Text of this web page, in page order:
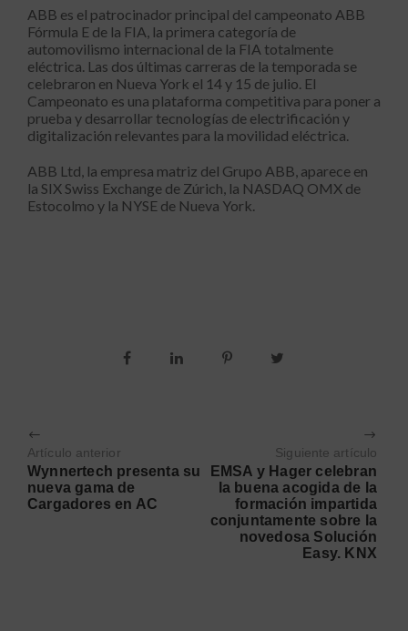
ABB es el patrocinador principal del campeonato ABB
Fórmula E de la FIA, la primera categoría de
automovilismo internacional de la FIA totalmente
eléctrica. Las dos últimas carreras de la temporada se
celebraron en Nueva York el 14 y 15 de julio. El
Campeonato es una plataforma competitiva para poner a
prueba y desarrollar tecnologías de electrificación y
digitalización relevantes para la movilidad eléctrica.
ABB Ltd, la empresa matriz del Grupo ABB, aparece en
la SIX Swiss Exchange de Zúrich, la NASDAQ OMX de
Estocolmo y la NYSE de Nueva York.
Artículo anterior
Wynnertech presenta su
nueva gama de
Cargadores en AC
Siguiente artículo
EMSA y Hager celebran
la buena acogida de la
formación impartida
conjuntamente sobre la
novedosa Solución
Easy. KNX